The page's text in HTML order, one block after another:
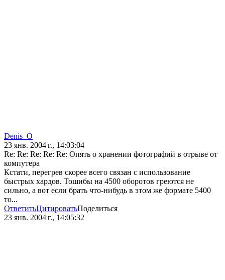
Denis_O
23 янв. 2004 г., 14:03:04
Re: Re: Re: Re: Re: Опять о хранении фотографий в отрыве от
компутера
Кстати, перегрев скорее всего связан с использование
быстрых хардов. Тошибы на 4500 оборотов греются не
сильно, а вот если брать что-нибудь в этом же формате 5400
то...
ОтветитьЦитироватьПоделиться
23 янв. 2004 г., 14:05:32